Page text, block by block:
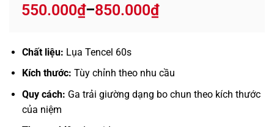
550.000₫–850.000₫
Price
550.000₫
through
850.000₫
Chất liệu: Lụa Tencel 60s
Kích thước: Tùy chỉnh theo nhu cầu
Quy cách: Ga trải giường dạng bo chun theo kích thước
của niệm